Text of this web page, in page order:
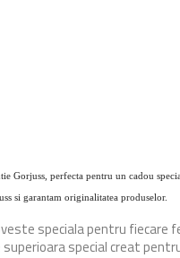
Gorjuss, perfecta pentru un cadou
si garantam originalitatea produselor.
speciala pentru
special creat